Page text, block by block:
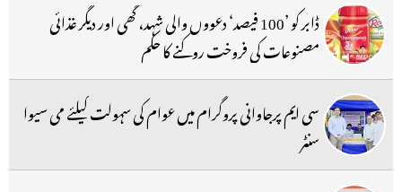
ڈابر کو ’100 فیصد‘ دعووں والی شہد، گھی اور دیگر غذائی
مصنوعات کی فروخت روکنے کا حکم
سی ایم پرجاوانی پروگرام میں عوام کی سہولت کیلئے می سیوا
سنٹر